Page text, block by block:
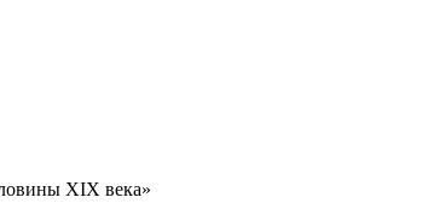
XIX века»